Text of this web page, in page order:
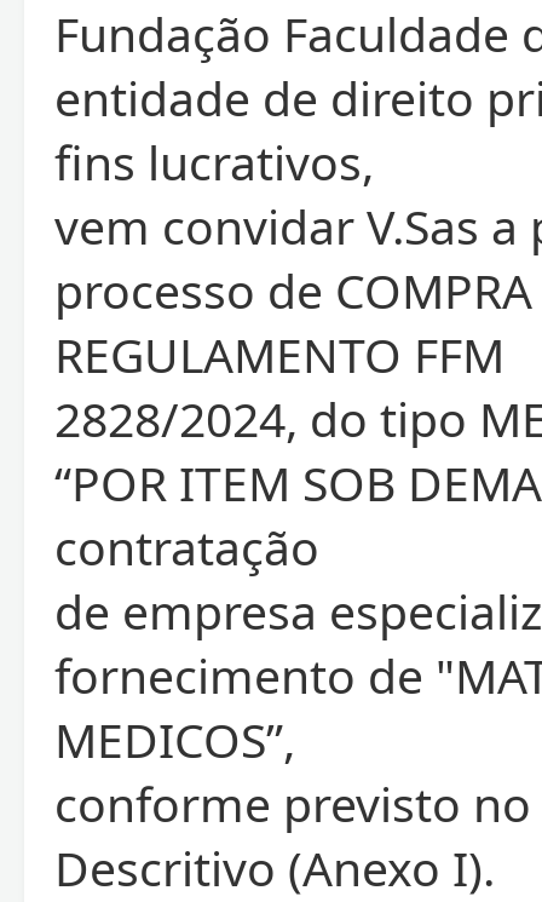
Fundação Faculdade
entidade de direito
fins lucrativos,
vem convidar V.Sas
processo de COMPRA
REGULAMENTO FFM
2828/2024, do tipo
“POR ITEM SOB
contratação
de empresa
fornecimento de
MEDICOS”,
conforme previsto
Descritivo (Anexo I).